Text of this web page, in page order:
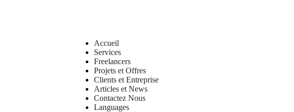
Accueil
Services
Freelancers
Projets et Offres
Clients et Entreprise
Articles et News
Contactez Nous
Languages